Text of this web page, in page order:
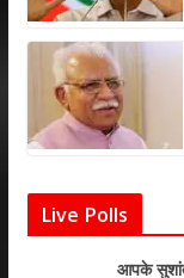
Live Polls
आपके